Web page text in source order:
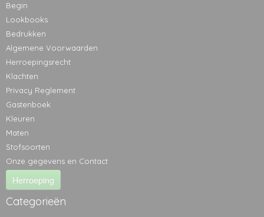
Begin
Lookbooks
Bedrukken
Algemene Voorwaarden
Herroepingsrecht
Klachten
Privacy Reglement
Gastenboek
Kleuren
Maten
Stofsoorten
Onze gegevens en Contact
Herroeping
Categorieën